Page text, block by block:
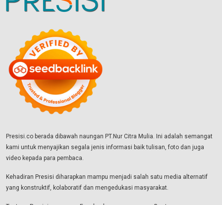
Presisi.co berada dibawah naungan PT.Nur Citra Mulia. Ini adalah semangat
kami untuk menyajikan segala jenis informasi baik tulisan, foto dan juga
video kepada para pembaca.
Kehadiran Presisi diharapkan mampu menjadi salah satu media alternatif
yang konstruktif, kolaboratif dan mengedukasi masyarakat.